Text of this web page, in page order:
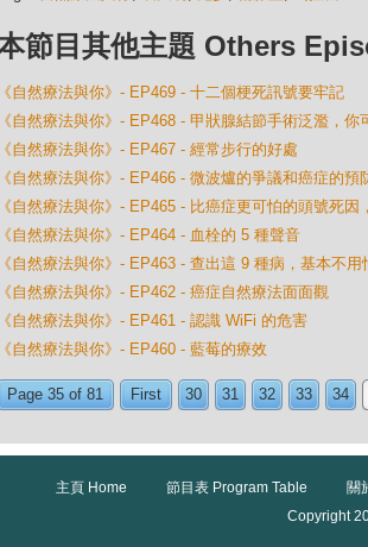
節目其他主題 Others
《自然療法與你》- EP469 - 十二個梗死訊號要牢記
《自然療法與你》- EP468 - 甲狀腺結節手術泛濫，你
《自然療法與你》- EP467 - 經常步行的好處
《自然療法與你》- EP466 - 微波爐的爭議和癌症的預
《自然療法與你》- EP465 - 比癌症更可怕的頭號死因
《自然療法與你》- EP464 - 血栓的 5 種聲音
《自然療法與你》- EP463 - 查出這 9 種病，基本不用
《自然療法與你》- EP462 - 癌症自然療法面面觀
《自然療法與你》- EP461 - 認識 WiFi 的危害
《自然療法與你》- EP460 - 藍莓的療效
Page 35 of 81 First 30 31 32 33 34
主頁 Home 節目表 Program Table 關
Copyright